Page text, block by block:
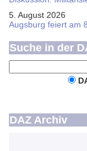
5. August 2026
Augsburg feiert am
Suche in der
DAZ Archiv